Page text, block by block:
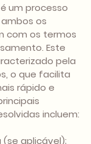
um processo
os
com os termos
Este
pela
o que facilita
rápido e
incluem:
aplicável);